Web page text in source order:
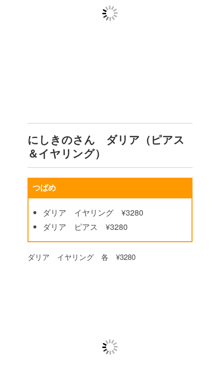
にしきのさん ダリア（ピアス
＆イヤリング）
つばめ
ダリア イヤリング ¥3280
ダリア ピアス ¥3280
ダリア イヤリング 各 ¥3280